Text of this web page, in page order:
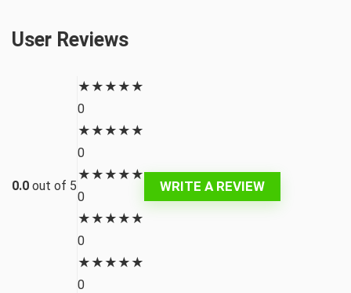
User Reviews
0.0 out of 5
★ ★ ★ ★ ★
0
★ ★ ★ ★ ★
0
★ ★ ★ ★ ★
0
★ ★ ★ ★ ★
0
★ ★ ★ ★ ★
0
WRITE A REVIEW